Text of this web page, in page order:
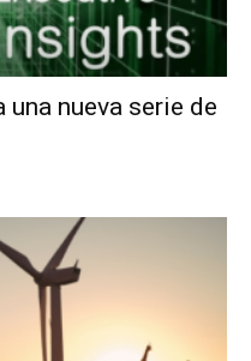
nueva serie de